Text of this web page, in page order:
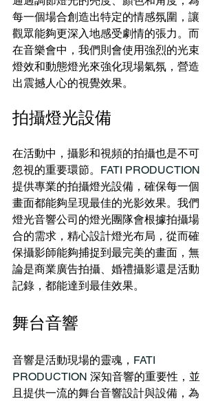
每一個場合創造出特定的情感氛圍，讓
觀眾能夠更深入地感受劇情的張力。而
在音樂會中，我們則會使用強烈的光束
燈效和動態燈光來強化現場氣氛，營造
出震撼人心的視覺效果。
拍攝燈光設備
在活動中，攝影和視頻的拍攝也是不可
忽視的重要環節。 FATI PRODUCTION
提供專業的拍攝燈光設備，確保每一個
畫面都能夠呈現最佳的光影效果。我們
燈光音響公司的燈光團隊會根據拍攝場
合的需求，精心設計燈光布局，從而確
保攝影師能夠捕捉到最完美的畫面，無
論是商業廣告拍攝、婚禮攝影還是活動
記錄，都能達到最佳效果。
舞台音響
音響是活動現場的靈魂， FATI
PRODUCTION 深知音響的重要性，並
且提供一流的舞台音響設計與設備，為